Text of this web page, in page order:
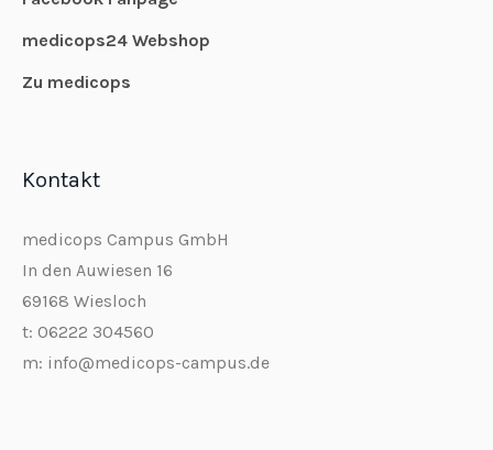
medicops24 Webshop
Zu medicops
Kontakt
medicops Campus GmbH
In den Auwiesen 16
69168 Wiesloch
t: 06222 304560
m: info@medicops-campus.de